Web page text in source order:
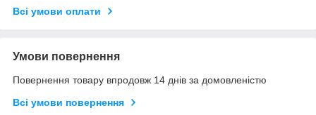
Всі умови оплати
Умови повернення
Повернення товару впродовж 14 днів за домовленістю
Всі умови повернення